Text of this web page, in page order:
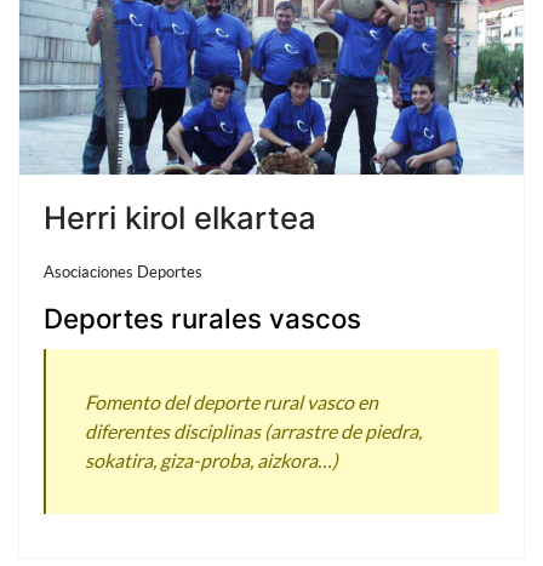
Herri kirol elkartea
Asociaciones Deportes
Deportes rurales vascos
Fomento del deporte rural vasco en
diferentes disciplinas (arrastre de piedra,
sokatira, giza-proba, aizkora…)